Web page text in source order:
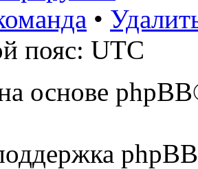
•
пояс: UTC
основе
phpBB